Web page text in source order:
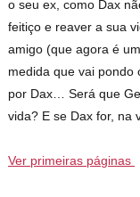
o seu ex, como Dax
feitiço e reaver a sua
amigo (que agora é
medida que vai pondo
por Dax… Será que
vida? E se Dax for, na
Ver primeiras páginas